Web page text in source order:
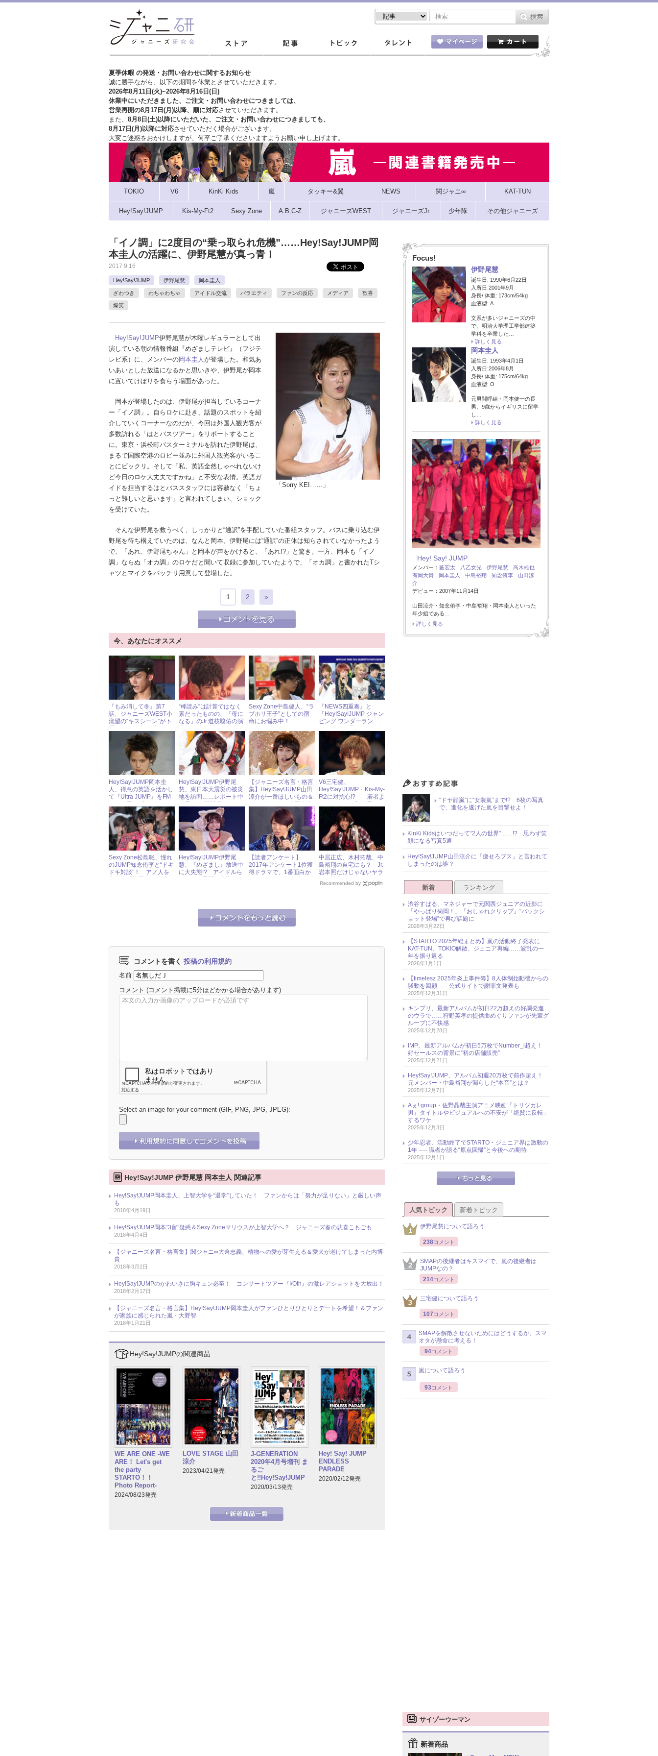
夏季休暇 の発送・お問い合わせに関するお知らせ
誠に勝手ながら、以下の期間を休業とさせていただきます。
2026年8月11日(火)~2026年8月16日(日)
休業中にいただきました、ご注文・お問い合わせにつきましては、
営業再開の8月17日(月)以降、順に対応させていただきます。
また、 8月8日(土)以降にいただいた、ご注文・ お問い合わせにつきましても、
8月17日(月)以降に対応させていただく場合がございます。
大変ご迷惑をおかけしますが、 何卒ご了承くださいますようお願い申し上げます。
TOKIO V6 KinKi Kids 嵐 タッキー&翼 NEWS 関ジャニ∞ KAT-TUN
Hey!Say!JUMP Kis-My-Ft2 Sexy Zone A.B.C-Z ジャニーズWEST ジャニーズJr. 少年隊 その他ジャニーズ
「イノ調」に2度目の“乗っ取られ危機”……Hey!Say!JUMP岡
本圭人の活躍に、伊野尾慧が真っ青！
2017.9.16
Hey!Say!JUMP 伊野尾慧 岡本圭人
ざわつき わちゃわちゃ アイドル交流 バラエティ ファンの反応 メディア 歓喜
爆笑
「Sorry KEI……」
Hey!Say!JUMP伊野尾慧が木曜レギュラーとして出
演している朝の情報番組『めざましテレビ』（フジテ
レビ系）に、メンバーの岡本圭人が登場した。和気あ
いあいとした放送になるかと思いきや、伊野尾が岡本
に置いてけぼりを食らう場面があった。
岡本が登場したのは、伊野尾が担当しているコーナ
ー「イノ調」。自らロケに赴き、話題のスポットを紹
介していくコーナーなのだが、今回は外国人観光客が
多数訪れる「はとバスツアー」をリポートすること
に。東京・浜松町バスターミナルを訪れた伊野尾は、
まるで国際空港のロビー並みに外国人観光客がいるこ
とにビックリ。そして「私、英語全然しゃべれないけ
ど今日のロケ大丈夫ですかね」と不安な表情。英語ガ
イドを担当するはとバススタッフには容赦なく「ちょ
っと難しいと思います」と言われてしまい、ショック
を受けていた。
そんな伊野尾を救うべく、しっかりと“通訳”を手配していた番組スタッフ。バスに乗り込む伊
野尾を待ち構えていたのは、なんと岡本。伊野尾には“通訳”の正体は知らされていなかったよう
で、「あれ、伊野尾ちゃん」と岡本が声をかけると、「あれ!?」と驚き。一方、岡本も「イノ
調」ならぬ「オカ調」のロケだと聞いて収録に参加していたようで、「オカ調」と書かれたTシ
ャツとマイクをバッチリ用意して登場した。
1 2 »
今、あなたにオススメ
『もみ消して冬』第7
話、ジャニーズWEST小
瀧望の“キスシーン”が下
欺！」とツッコミ
“棒読み”は計算ではなく
素だったものの、『母に
なる』のJr.道枝駿佑の演
Sexy Zone中島健人、“ラ
ブホリ王子”としての宿
命にお悩み中！
『NEWS四重奏』と
『Hey!Say!JUMP ジャン
ピング ワンダーラン
日発売
Hey!Say!JUMP岡本圭
人、得意の英語を活かし
て『Ultra JUMP』をFM
ス！
Hey!Say!JUMP伊野尾
慧、東日本大震災の被災
地を訪問……レポート中
【ジャニーズ名言・格言
集】Hey!Say!JUMP山田
涼介が一番ほしいもの＆
の便利な特技とは？
V6三宅健、
Hey!Say!JUMP・Kis-My-
Ft2に対抗心!? 「若者よ
る」と自信満々
Sexy Zone松島聡、憧れ
のJUMP知念侑李と“ドキ
ドキ対談”！ アノ人を
Hey!Say!JUMP伊野尾
慧、『めざまし』放送中
に大失態!? アイドルら
【読者アンケート】
2017年アンケート1位獲
得ドラマで、1番面白か
中居正広、木村拓哉、中
島裕翔の自宅にも？ Jr.
岩本照だけじゃないヤラ
Recommended by
コメントを書く 投稿の利用規約
名前
コメント (コメント掲載に5分ほどかかる場合があります)
Select an image for your comment (GIF, PNG, JPG, JPEG):
Hey!Say!JUMP 伊野尾慧 岡本圭人 関連記事
Hey!Say!JUMP岡本圭人、上智大学を“退学”していた！ ファンからは「努力が足りない」と厳しい声
も
2018年4月19日
Hey!Say!JUMP岡本“3留”疑惑＆Sexy Zoneマリウスが上智大学へ？ ジャニーズ春の悲喜こもごも
2018年4月4日
【ジャニーズ名言・格言集】関ジャニ∞大倉忠義、植物への愛が芽生える＆愛犬が老けてしまった内博
貴
2018年3月2日
Hey!Say!JUMPのかわいさに胸キュン必至！ コンサートツアー『I/Oth』の激レアショットを大放出！
2018年2月17日
【ジャニーズ名言・格言集】Hey!Say!JUMP岡本圭人がファンひとりひとりとデートを希望！＆ファン
が家族に感じられた嵐・大野智
2018年1月21日
Hey!Say!JUMPの関連商品
WE ARE ONE -WE
ARE！ Let's get
the party
STARTO！！
Photo Report-
2024/08/23発売
LOVE STAGE 山田
涼介
2023/04/21発売
J-GENERATION
2020年4月号増刊 ま
るご
と!!Hey!Say!JUMP
2020/03/13発売
Hey! Say! JUMP
ENDLESS
PARADE
2020/02/12発売
Focus!
伊野尾慧
誕生日: 1990年6月22日
入所日:2001年9月
身長/ 体重: 173cm/54kg
血液型: A
文系が多いジャニーズの中
で、明治大学理工学部建築
学科を卒業した…
詳しく見る
岡本圭人
誕生日: 1993年4月1日
入所日:2006年8月
身長/ 体重: 175cm/64kg
血液型: O
元男闘呼組・岡本健一の長
男。9歳からイギリスに留学
し…
詳しく見る
Hey! Say! JUMP
メンバー： 薮宏太 八乙女光 伊野尾慧
高木雄也
有岡大貴
岡本圭人 中島裕翔 知念侑李
山田涼
介
デビュー：2007年11月14日
山田涼介・知念侑李・中島裕翔・岡本圭人といった
年少組である…
詳しく見る
“ドヤ顔嵐”に“女装嵐”まで!? 6枚の写真
で、進化を遂げた嵐を目撃せよ！
KinKi Kidsはいつだって“2人の世界”……!? 思わず笑
顔になる写真5選
Hey!Say!JUMP山田涼介に「痩せろブス」と言われて
しまったのは誰？
新着 ランキング
渋谷すばる、マネジャーで元関西ジュニアの近影に
「やっぱり菊岡！」『おしゃれクリップ』“バックシ
ョット登場”で再び話題に
2026年3月22日
【STARTO 2025年総まとめ】嵐の活動終了発表に
KAT-TUN、TOKIO解散、ジュニア再編……波乱の一
年を振り返る
2026年1月1日
【timelesz 2025年炎上事件簿】8人体制始動後からの
騒動を回顧――公式サイトで謝罪文発表も
2025年12月31日
キンプリ、最新アルバムが初日22万超えの好調発進
のウラで……狩野英孝の提供曲めぐりファンが先輩グ
ループに不快感
2025年12月28日
IMP.、最新アルバムが初日5万枚でNumber_i超え！
好セールスの背景に“初の店舗販売”
2025年12月21日
Hey!Say!JUMP、アルバム初週20万枚で前作超え！
元メンバー・中島裕翔が漏らした“本音”とは？
2025年12月7日
Aぇ! group・佐野晶哉主演アニメ映画『トリツカレ
男』タイトルやビジュアルへの不安が「絶賛に反転」
するワケ
2025年12月3日
少年忍者、活動終了でSTARTO・ジュニア界は激動の
1年 ── 識者が語る“原点回帰”と今後への期待
2025年12月1日
人気トピック 新着トピック
伊野尾慧について語ろう
238コメント
SMAPの後継者はキスマイで、嵐の後継者は
JUMPなの？
214コメント
三宅健について語ろう
107 コメント
SMAPを解散させないためにはどうするか、スマ
オタが懸命に考える！
94コメント
嵐について語ろう
93コメント
サイゾーウーマン
新着商品